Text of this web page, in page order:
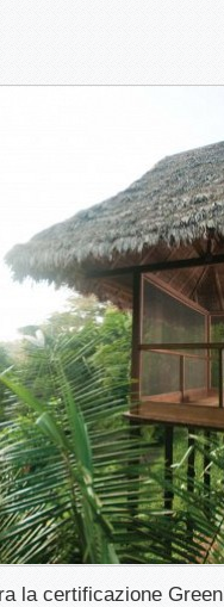
la certificazione